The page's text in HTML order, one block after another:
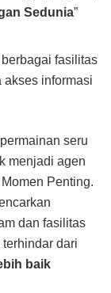
Sedunia”
fasilitas
akses informasi
seru
menjadi agen
Penting.
dan fasilitas
dari
baik